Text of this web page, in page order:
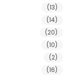
(13)
(14)
(20)
(10)
(2)
(16)